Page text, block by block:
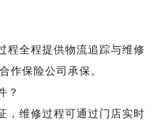
程全程提供物流追踪与维修
作保险公司承保。
？
，维修过程可通过门店实时